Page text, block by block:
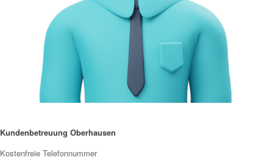
Kundenbetreuung Oberhausen
Kostenfreie Telefonnummer